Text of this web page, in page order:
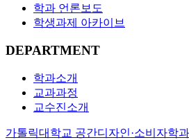
학과 언론보도
학생과제 아카이브
DEPARTMENT
학과소개
교과과정
교수진소개
가톨릭대학교 공간디자인·소비자학